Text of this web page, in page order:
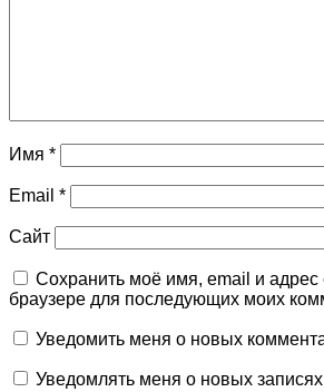
Имя *
Email *
Сайт
Сохранить моё имя, email и адрес
браузере для последующих моих
Уведомить меня о новых
Уведомлять меня о новых записях